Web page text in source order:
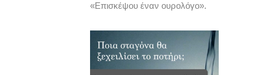
«Επισκέψου έναν ουρολόγο».